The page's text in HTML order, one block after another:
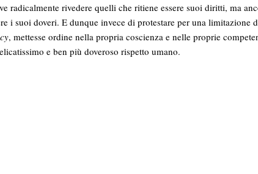
radicalmente rivedere quelli che ritiene essere suoi diritti, ma
i suoi doveri. E dunque invece di protestare per una limitazione
, mettesse ordine nella propria coscienza e nelle proprie
e ben più doveroso rispetto umano.